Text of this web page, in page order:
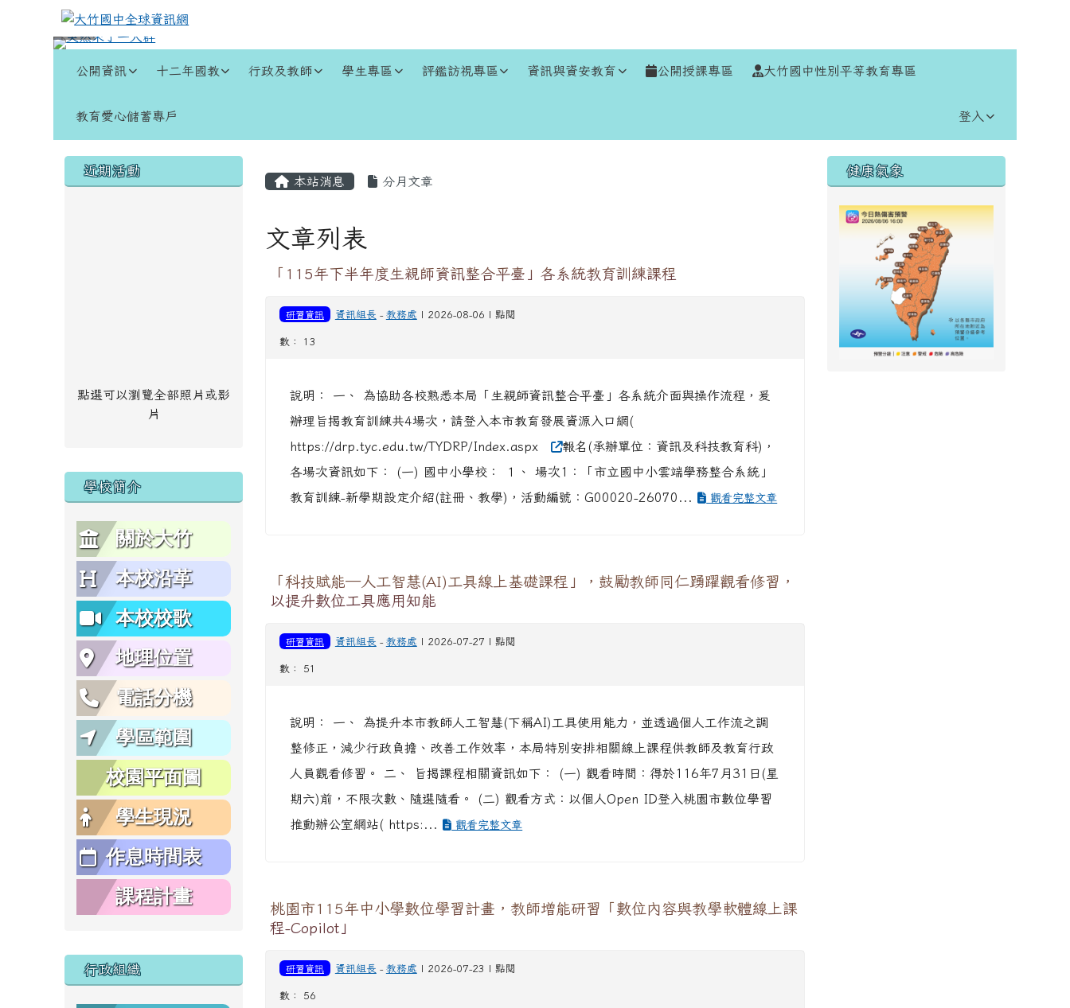
跳至主內容區
大竹國中全球資訊網
公開資訊 十二年國教 行政及教師 學生專區 評鑑訪視專區 資訊與資安教育 公開授課專區 大竹國中性別平等教育專區
教育愛心儲蓄專戶 登入
左邊區域內容
近期活動
點選可以瀏覽全部照片或影
片
學校簡介
關於大竹
本校沿革
本校校歌
地理位置
電話分機
學區範圍
校園平面圖
學生現況
作息時間表
課程計畫
行政組織
主內容區域
本站消息 分月文章
文章列表
「115年下半年度生親師資訊整合平臺」各系統教育訓練課程
研習資訊 資訊組長 - 教務處 | 2026-08-06 | 點閱
數： 13
說明： 一、 為協助各校熟悉本局「生親師資訊整合平臺」各系統介面與操作流程，爰
辦理旨揭教育訓練共4場次，請登入本市教育發展資源入口網(
https://drp.tyc.edu.tw/TYDRP/Index.aspx
報名(承辦單位：資訊及科技教育科)，
各場次資訊如下： (一) 國中小學校： １、 場次1：「市立國中小雲端學務整合系統」
教育訓練-新學期設定介紹(註冊、教學)，活動編號：G00020-26070...
觀看完整文章
「科技賦能─人工智慧(AI)工具線上基礎課程」，鼓勵教師同仁踴躍觀看修習，
以提升數位工具應用知能
研習資訊 資訊組長 - 教務處 | 2026-07-27 | 點閱
數： 51
說明： 一、 為提升本市教師人工智慧(下稱AI)工具使用能力，並透過個人工作流之調
整修正，減少行政負擔、改善工作效率，本局特別安排相關線上課程供教師及教育行政
人員觀看修習。 二、 旨揭課程相關資訊如下： (一) 觀看時間：得於116年7月31日(星
期六)前，不限次數、隨選隨看。 (二) 觀看方式：以個人Open ID登入桃園市數位學習
推動辦公室網站( https:...
觀看完整文章
桃園市115年中小學數位學習計畫，教師增能研習「數位內容與教學軟體線上課
程-Copilot」
研習資訊 資訊組長 - 教務處 | 2026-07-23 | 點閱
數： 56
右邊區域內容
健康氣象
頁尾區域